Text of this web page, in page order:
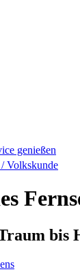
genießen
Volkskunde
bis